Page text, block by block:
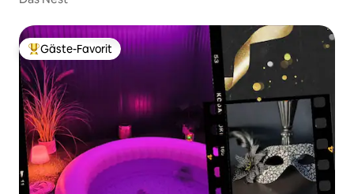
Beliebter Gäste-Favorit.
Gäste-Favorit